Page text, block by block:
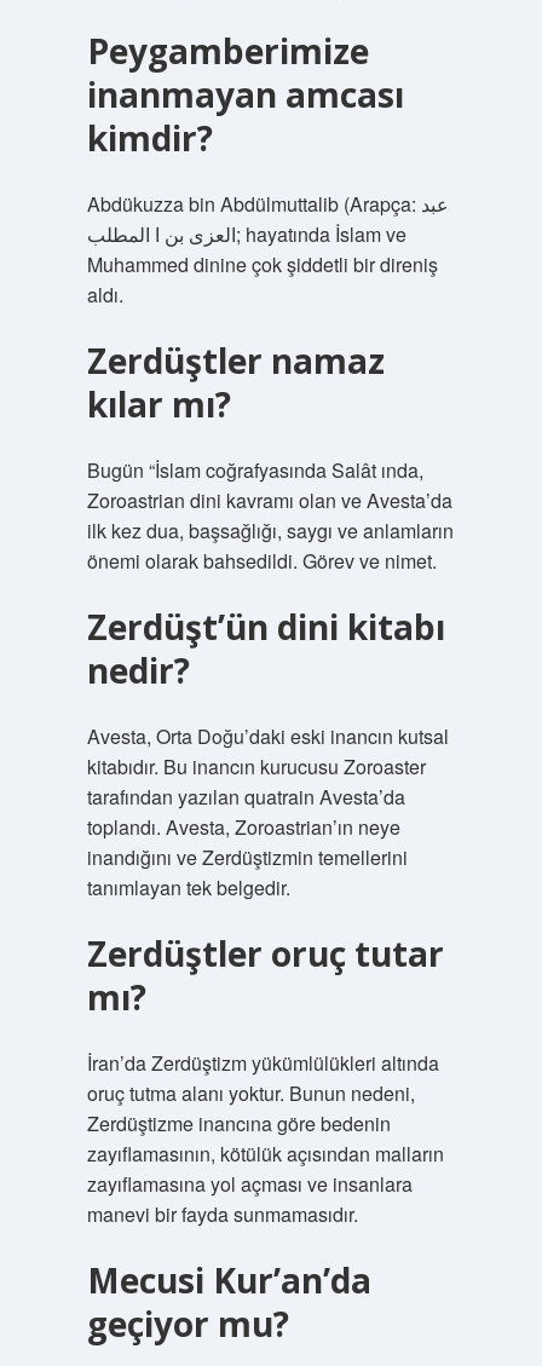
Peygamberimize
inanmayan amcası
kimdir?
Abdükuzza bin Abdülmuttalib (Arapça: عبد
العزى بن ا المطلب; hayatında İslam ve
Muhammed dinine çok şiddetli bir direniş
aldı.
Zerdüştler namaz
kılar mı?
Bugün “İslam coğrafyasında Salât ında,
Zoroastrian dini kavramı olan ve Avesta’da
ilk kez dua, başsağlığı, saygı ve anlamların
önemi olarak bahsedildi. Görev ve nimet.
Zerdüşt’ün dini kitabı
nedir?
Avesta, Orta Doğu’daki eski inancın kutsal
kitabıdır. Bu inancın kurucusu Zoroaster
tarafından yazılan quatrain Avesta’da
toplandı. Avesta, Zoroastrian’ın neye
inandığını ve Zerdüştizmin temellerini
tanımlayan tek belgedir.
Zerdüştler oruç tutar
mı?
İran’da Zerdüştizm yükümlülükleri altında
oruç tutma alanı yoktur. Bunun nedeni,
Zerdüştizme inancına göre bedenin
zayıflamasının, kötülük açısından malların
zayıflamasına yol açması ve insanlara
manevi bir fayda sunmamasıdır.
Mecusi Kur’an’da
geçiyor mu?